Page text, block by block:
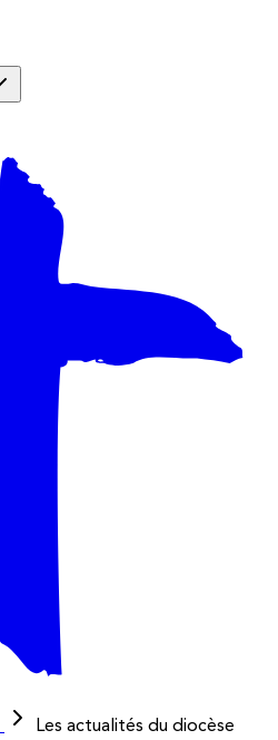
Les actualités du diocèse